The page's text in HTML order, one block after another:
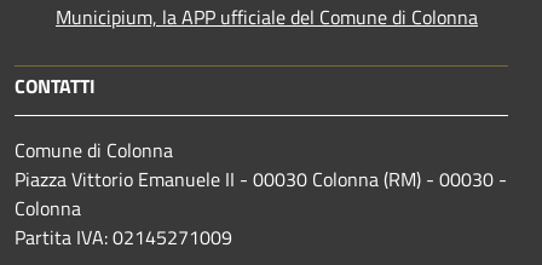
Municipium, la APP ufficiale del Comune di Colonna
CONTATTI
Comune di Colonna
Piazza Vittorio Emanuele II - 00030 Colonna (RM) - 00030 -
Colonna
Partita IVA: 02145271009